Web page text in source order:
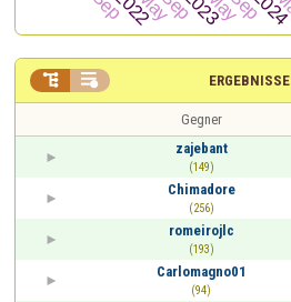
ERGEBNISSE
 
Gegner
zajebant
(149)
Chimadore
(256)
romeirojlc
(193)
Carlomagno01
(94)